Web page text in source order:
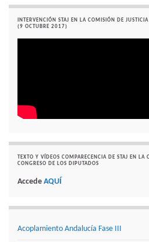
INTERVENCIÓN STAJ EN LA COMISIÓN DE
(9 OCTUBRE 2017)
TEXTO Y VÍDEOS COMPARECENCIA DE STAJ EN
CONGRESO DE LOS DIPUTADOS
Accede AQUÍ
Acoplamiento Andalucía Fase III